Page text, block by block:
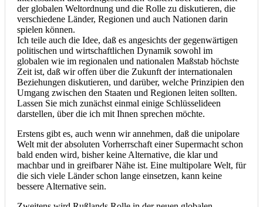
der globalen Weltordnung und die Rolle zu diskutieren, die
verschiedene Länder, Regionen und auch Nationen darin
spielen können.
Ich teile auch die Idee, daß es angesichts der gegenwärtigen
politischen und wirtschaftlichen Dynamik sowohl im
globalen wie im regionalen und nationalen Maßstab höchste
Zeit ist, daß wir offen über die Zukunft der internationalen
Beziehungen diskutieren, und darüber, welche Prinzipien den
Umgang zwischen den Staaten und Regionen leiten sollten.
Lassen Sie mich zunächst einmal einige Schlüsselideen
darstellen, über die ich mit Ihnen sprechen möchte.
Erstens gibt es, auch wenn wir annehmen, daß die unipolare
Welt mit der absoluten Vorherrschaft einer Supermacht schon
bald enden wird, bisher keine Alternative, die klar und
machbar und in greifbarer Nähe ist. Eine multipolare Welt, für
die sich viele Länder schon lange einsetzen, kann keine
bessere Alternative sein.